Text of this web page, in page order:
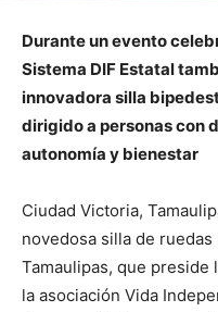
Durante un evento
Sistema DIF Estatal
innovadora silla
dirigido a personas con
autonomía y bienestar
Ciudad Victoria,
novedosa silla de
Tamaulipas, que preside
la asociación Vida